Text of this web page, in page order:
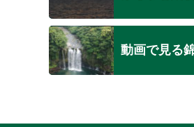
動画で見る